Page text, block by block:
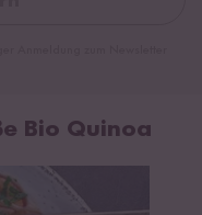
Bio Quinoa